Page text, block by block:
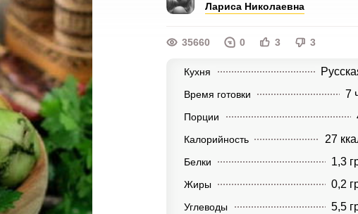
Лариса Николаевна
35660 0 3 3
Кухня
Время готовки 7
Порции
Калорийность 27
Белки 1,3
Жиры 0,2
Углеводы 5,5